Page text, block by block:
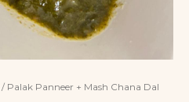
/ Palak Panneer + Mash Chana Dal